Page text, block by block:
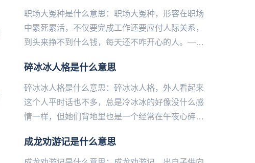
职场大冤种是什么意思：职场大冤种，形容在职场
中累死累活，不仅要完成工作还要应付人际关系，
到头来挣不到什么钱，每天还不咋开心的人。——
碎冰冰人格是什么意思
碎冰冰人格是什么意思：碎冰冰人格，外人看起来
这个人平时话也不多，总是冷冰冰的好像没什么感
情一样，但她们背地里也是一个经常在午夜心碎的
成龙劝游记是什么意思